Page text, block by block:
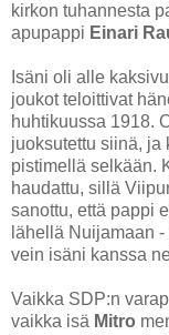
kirkon tuhannesta
apupappi Einari
Isäni oli alle
joukot teloittivat
huhtikuussa 1918.
juoksutettu siinä,
pistimellä selkään.
haudattu, sillä
sanottu, että pappi
lähellä Nuijamaan
vein isäni kanssa
Vaikka SDP:n
vaikka isä Mitro